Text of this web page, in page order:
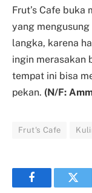
Frut’s Cafe buka
yang
langka, karena
ingin merasakan
tempat ini bisa
pekan. (N/F:
Frut's Cafe
Facebook